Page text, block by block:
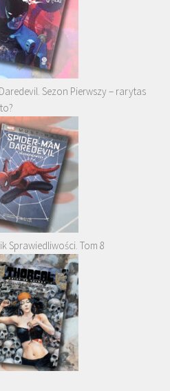
Sezon Pierwszy – rarytas
Sprawiedliwości. Tom 8